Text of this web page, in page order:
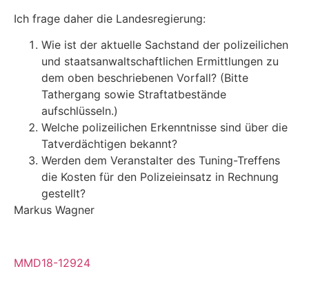
Ich frage daher die Landesregierung:
Wie ist der aktuelle Sachstand der polizeilichen
und staatsanwaltschaftlichen Ermittlungen zu
dem oben beschriebenen Vorfall? (Bitte
Tathergang sowie Straftatbestände
aufschlüsseln.)
Welche polizeilichen Erkenntnisse sind über die
Tatverdächtigen bekannt?
Werden dem Veranstalter des Tuning-Treffens
die Kosten für den Polizeieinsatz in Rechnung
gestellt?
Markus Wagner
MMD18-12924